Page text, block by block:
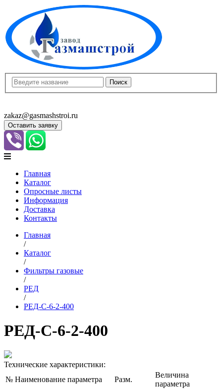
zakaz@gasmashstroi.ru
Оставить заявку
Главная
Каталог
Опросные листы
Информация
Доставка
Контакты
Главная
/
Каталог
/
Фильтры газовые
/
РЕД
/
РЕД-С-6-2-400
РЕД-С-6-2-400
Технические характеристики:
№ Наименование параметра Разм.
Величина
параметра